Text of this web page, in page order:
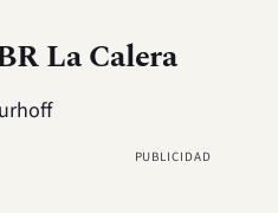
La Calera
PUBLICIDAD